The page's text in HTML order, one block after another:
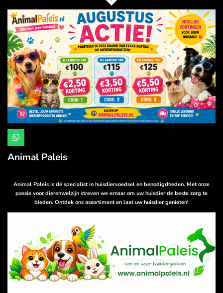
W
h
a
t
p
p
Animal Paleis
Animal Paleis is dé specialist in huisdiervoedsel en benodigdheden. Met onze
passie voor dierenwelzijn streven we ernaar om uw huisdier de beste zorg te
bieden. Ontdek ons assortiment en laat uw huisdier genieten!